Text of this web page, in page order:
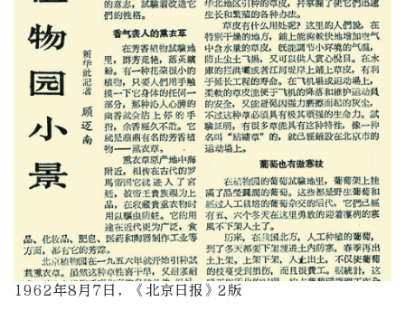
1962年8月7日，《北京日报》2版